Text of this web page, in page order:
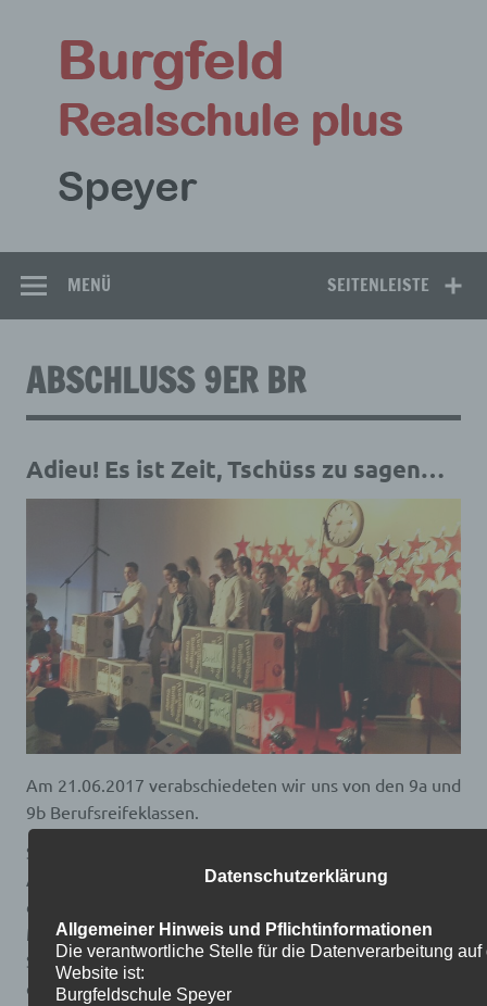
springen
SEITENLEISTE
MENÜ
ABSCHLUSS 9ER BR
Adieu! Es ist Zeit, Tschüss zu sagen…
Am 21.06.2017 verabschiedeten wir uns von den 9a und
9b Berufsreifeklassen.
Sie planten eine sehr emotionale und lustige
Abschlussfeier. Die Feier sowie die Reden bescherten
den Zuschauern viele lustige aber auch herzergreifende
Momente. Die selbstgeschriebenen Danksagungen der
Schüler an die jeweiligen Lehrer waren auch sehr
emotional und toll vorgetragen.
Datenschutzerklärung
Allgemeiner Hinweis und Pflichtinformationen
Die verantwortliche Stelle für die Datenverarbeitung auf
Website ist:
Burgfeldschule Speyer